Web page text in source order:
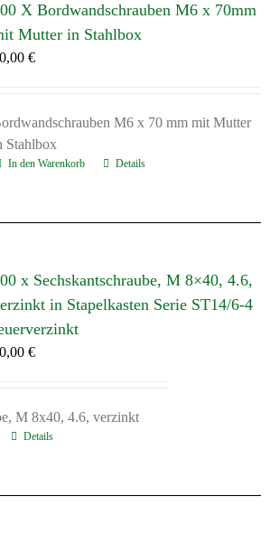
X Bordwandschrauben M6 x 70mm
Mutter in Stahlbox
€
M6 x 70 mm mit Mutter
Stahlbox
In den Warenkorb Details
x Sechskantschraube, M 8×40, 4.6,
in Stapelkasten Serie ST14/6-4
€
M 8x40, 4.6, verzinkt
Details